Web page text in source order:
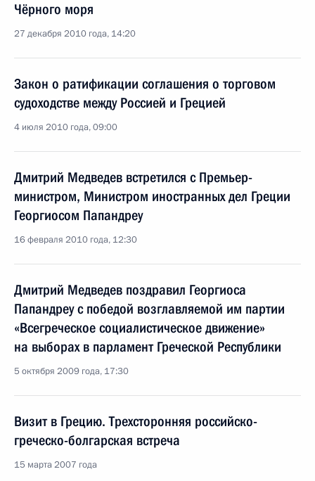
Чёрного моря
27 декабря 2010 года, 14:20
Закон о ратификации соглашения о торговом
судоходстве между Россией и Грецией
4 июля 2010 года, 09:00
Дмитрий Медведев встретился с Премьер-
министром, Министром иностранных дел Греции
Георгиосом Папандреу
16 февраля 2010 года, 12:30
Дмитрий Медведев поздравил Георгиоса
Папандреу с победой возглавляемой им партии
«Всегреческое социалистическое движение»
на выборах в парламент Греческой Республики
5 октября 2009 года, 17:30
Визит в Грецию. Трехсторонняя российско-
греческо-болгарская встреча
15 марта 2007 года